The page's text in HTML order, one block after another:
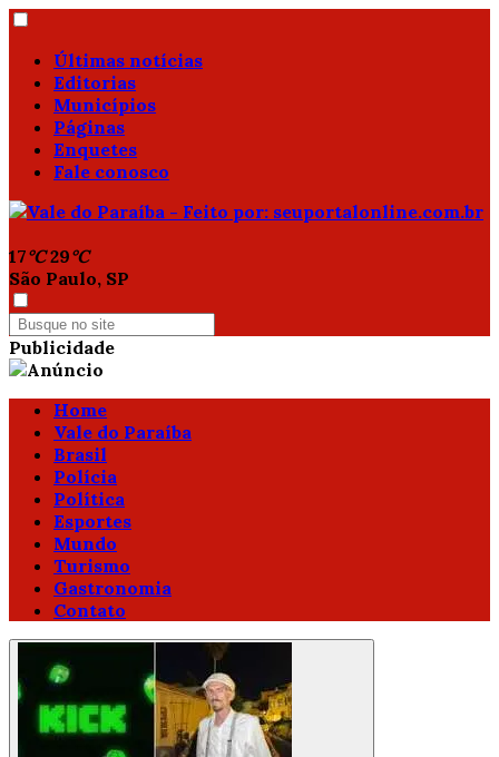
Últimas notícias
Editorias
Municípios
Páginas
Enquetes
Fale conosco
17°C 29°C
São Paulo, SP
Publicidade
Home
Vale do Paraíba
Brasil
Polícia
Política
Esportes
Mundo
Turismo
Gastronomia
Contato